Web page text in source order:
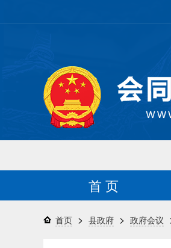
首 页
首页 > 县政府 > 政府会议